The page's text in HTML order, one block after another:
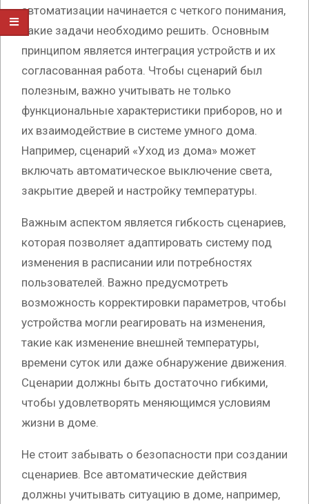
автоматизации начинается с четкого понимания,
какие задачи необходимо решить. Основным
принципом является интеграция устройств и их
согласованная работа. Чтобы сценарий был
полезным, важно учитывать не только
функциональные характеристики приборов, но и
их взаимодействие в системе умного дома.
Например, сценарий «Уход из дома» может
включать автоматическое выключение света,
закрытие дверей и настройку температуры.
Важным аспектом является гибкость сценариев,
которая позволяет адаптировать систему под
изменения в расписании или потребностях
пользователей. Важно предусмотреть
возможность корректировки параметров, чтобы
устройства могли реагировать на изменения,
такие как изменение внешней температуры,
времени суток или даже обнаружение движения.
Сценарии должны быть достаточно гибкими,
чтобы удовлетворять меняющимся условиям
жизни в доме.
Не стоит забывать о безопасности при создании
сценариев. Все автоматические действия
должны учитывать ситуацию в доме, например,